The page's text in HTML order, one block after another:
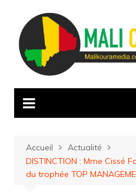
contenu
Accueil
Actualité
DISTINCTION : Mme Cissé
du trophée TOP